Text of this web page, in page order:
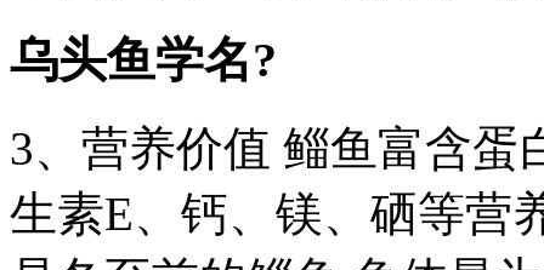
乌头鱼学名?
3、营养价值 鲻鱼富含
生素E、钙、镁、硒等营